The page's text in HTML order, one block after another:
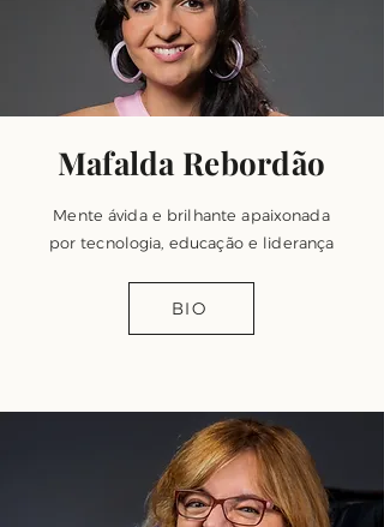
Mafalda Rebordão
Mente ávida e brilhante apaixonada
por tecnologia, educação e liderança
BIO